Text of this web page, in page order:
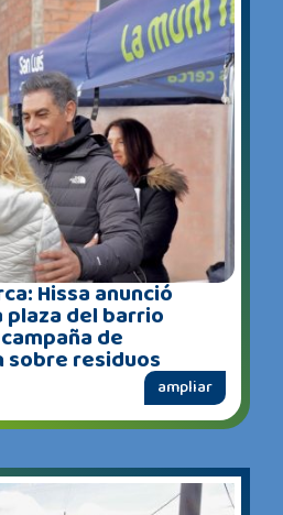
Hissa anunció
del barrio
de
sobre residuos
ampliar